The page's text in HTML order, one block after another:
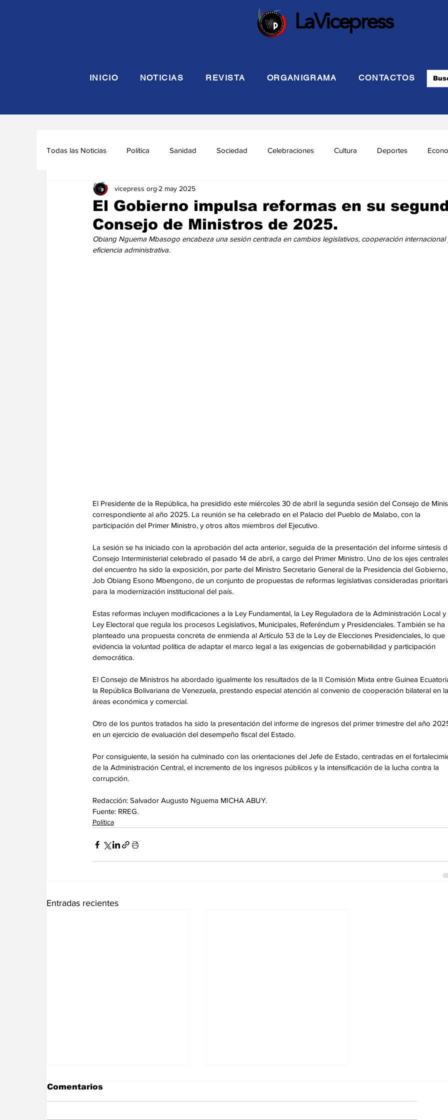
LaVicepress
INICIO NOTICIAS REVISTA ORGANIGRAMA CONTACTOS
Todas las Noticias Política Sanidad Sociedad Celebraciones Cultura Deportes
Seguridad y Defensa Turismo
Asuntos Sociales Telecomunicación Cumbres Tecnología
El Gobierno impulsa reformas en su
Consejo de Ministros de 2025.
vicepress org 2 may 2025
Obiang Nguema Mbasogo encabeza una sesión centrada en cambios legislativos, cooperación internacional
eficiencia administrativa.
El Presidente de la República, ha presidido este miércoles 30 de abril la segunda sesión del Consejo de
correspondiente al año 2025. La reunión se ha celebrado en el Palacio del Pueblo de Malabo, con la
participación del Primer Ministro, y otros altos miembros del Ejecutivo.
La sesión se ha iniciado con la aprobación del acta anterior, seguida de la presentación del informe síntesis
Consejo Interministerial celebrado el pasado 14 de abril, a cargo del Primer Ministro. Uno de los ejes
del encuentro ha sido la exposición, por parte del Ministro Secretario General de la Presidencia del Gobierno,
Job Obiang Esono Mbengono, de un conjunto de propuestas de reformas legislativas consideradas
para la modernización institucional del país.
Estas reformas incluyen modificaciones a la Ley Fundamental, la Ley Reguladora de la Administración Local y
Ley Electoral que regula los procesos Legislativos, Municipales, Referéndum y Presidenciales. También se ha
planteado una propuesta concreta de enmienda al Artículo 53 de la Ley de Elecciones Presidenciales, lo que
evidencia la voluntad política de adaptar el marco legal a las exigencias de gobernabilidad y participación
democrática.
El Consejo de Ministros ha abordado igualmente los resultados de la II Comisión Mixta entre Guinea
la República Bolivariana de Venezuela, prestando especial atención al convenio de cooperación bilateral en
áreas económica y comercial.
Otro de los puntos tratados ha sido la presentación del informe de ingresos del primer trimestre del año
en un ejercicio de evaluación del desempeño fiscal del Estado.
Por consiguiente, la sesión ha culminado con las orientaciones del Jefe de Estado, centradas en el
de la Administración Central, el incremento de los ingresos públicos y la intensificación de la lucha contra la
corrupción.
Redacción: Salvador Augusto Nguema MICHA ABUY.
Fuente: RREG.
Política
Entradas recientes
Comentarios